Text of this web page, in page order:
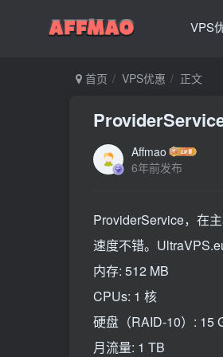
VPS
首页 VPS优惠 正文
Affmao
6年前发布
ProviderService，在
速度不错。
内存: 512 MB
CPUs: 1 核
硬盘（RAID-10）: 15
月流量: 1 TB